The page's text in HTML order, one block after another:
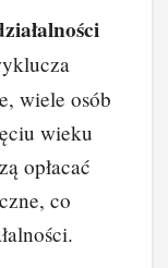
wiele osób
wieku
opłacać
co